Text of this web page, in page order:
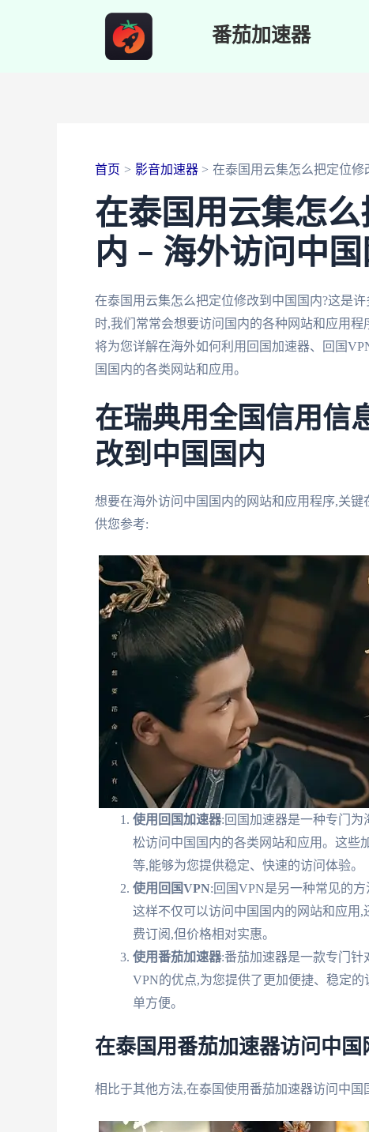
番茄加速器
首页 影音加速器 在泰国用云集怎么把定位修
在泰国用云集怎
内 – 海外访问中
在泰国用云集怎么把定位修改到中国国内?这是
时,我们常常会想要访问国内的各种网站和应用
将为您详解在海外如何利用回国加速器、回国
国国内的各类网站和应用。
在瑞典用全国信用信
改到中国国内
想要在海外访问中国国内的网站和应用程序,关
供您参考:
使用回国加速器:回国加速器是一种专门为
松访问中国国内的各类网站和应用。这些
等,能够为您提供稳定、快速的访问体验。
使用回国VPN:回国VPN是另一种常见的
这样不仅可以访问中国国内的网站和应用
费订阅,但价格相对实惠。
使用番茄加速器:番茄加速器是一款专门针
VPN的优点,为您提供了更加便捷、稳定
单方便。
在泰国用番茄加速器访问中
相比于其他方法,在泰国使用番茄加速器访问中